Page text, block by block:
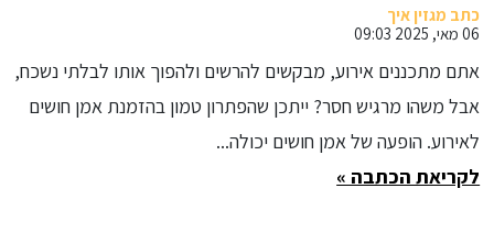
כתב מגזין איך
06 מאי, 2025 09:03
אתם מתכננים אירוע, מבקשים להרשים ולהפוך אותו לבלתי נשכח,
אבל משהו מרגיש חסר? ייתכן שהפתרון טמון בהזמנת אמן חושים
לאירוע. הופעה של אמן חושים יכולה...
לקריאת הכתבה »